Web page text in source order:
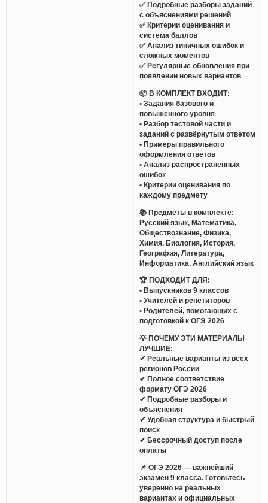
✅ Подробные разборы заданий
с объяснениями решений
✅ Критерии оценивания и
система баллов
✅ Анализ типичных ошибок и
сложных моментов
✅ Регулярные обновления при
появлении новых вариантов
📦 В КОМПЛЕКТ ВХОДИТ:
• Задания базового и
повышенного уровня
• Разбор тестовой части и
заданий с развёрнутым ответом
• Примеры правильного
оформления ответов
• Анализ распространённых
ошибок
• Критерии оценивания по
каждому предмету
📚 Предметы в комплекте:
Русский язык, Математика,
Обществознание, Физика,
Химия, Биология, История,
География, Литература,
Информатика, Английский язык
🏆 ПОДХОДИТ ДЛЯ:
• Выпускников 9 классов
• Учителей и репетиторов
• Родителей, помогающих с
подготовкой к ОГЭ 2026
💡 ПОЧЕМУ ЭТИ МАТЕРИАЛЫ
ЛУЧШИЕ:
✔ Реальные варианты из всех
регионов России
✔ Полное соответствие
формату ОГЭ 2026
✔ Подробные разборы и
объяснения
✔ Удобная структура и быстрый
поиск
✔ Бессрочный доступ после
оплаты
📌 ОГЭ 2026 — важнейший
экзамен 9 класса. Готовьтесь
уверенно на реальных
вариантах и официальных